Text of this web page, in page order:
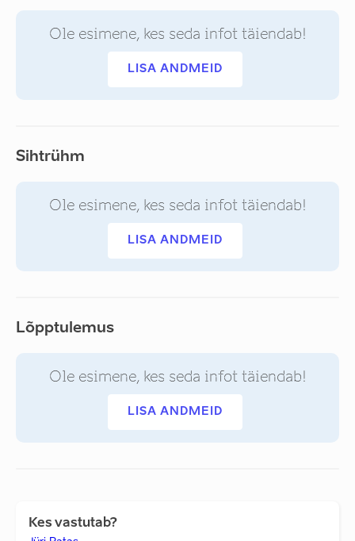
Ole esimene, kes seda infot täiendab!
LISA ANDMEID
Sihtrühm
Ole esimene, kes seda infot täiendab!
LISA ANDMEID
Lõpptulemus
Ole esimene, kes seda infot täiendab!
LISA ANDMEID
Kes vastutab?